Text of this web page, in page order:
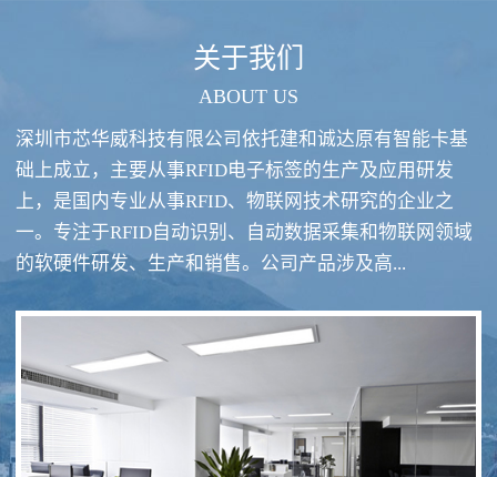
RFID酒类防伪系统方案 RFID智慧食堂系统
关于我们
ABOUT US
深圳市芯华威科技有限公司依托建和诚达原有智能卡基
础上成立，主要从事RFID电子标签的生产及应用研发
上，是国内专业从事RFID、物联网技术研究的企业之
一。专注于RFID自动识别、自动数据采集和物联网领域
的软硬件研发、生产和销售。公司产品涉及高...